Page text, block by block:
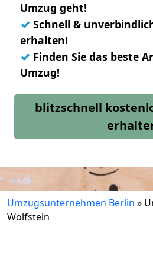
Umzug geht!
✓ Schnell &
erhalten!
✓ Finden Sie das beste
Umzug!
blitzschnell
Umzugsunternehmen Berlin »
Wolfstein